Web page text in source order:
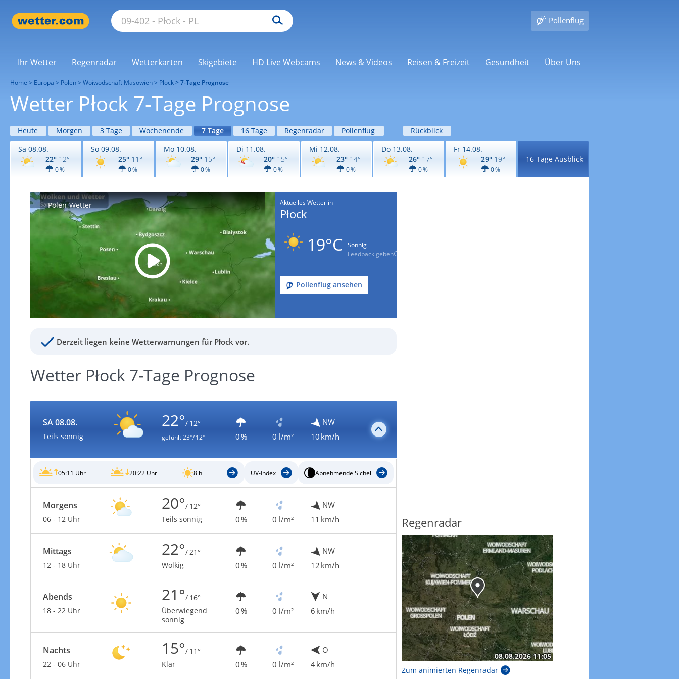
Pollenflug
Ihr Wetter Regenradar Wetterkarten Skigebiete HD Live Webcams News & Videos Reisen & Freizeit Gesundheit Über Uns
Home Europa Polen Woiwodschaft Masowien Płock 7-Tage Prognose
Wetter Płock 7-Tage Prognose
Heute Morgen 3 Tage Wochenende 7 Tage 16 Tage Regenradar Pollenflug
Rückblick
Sa 08.08.
22° 12°
0 %
So 09.08.
25° 11°
0 %
Mo 10.08.
29° 15°
0 %
Di 11.08.
20° 15°
0 %
Mi 12.08.
23° 14°
0 %
Do 13.08.
26° 17°
0 %
Fr 14.08.
29° 19°
0 %
16-Tage Ausblick
Polen-Wetter Aktuelles Wetter in
Płock
19°C
Sonnig
Feedback geben
Pollenflug ansehen
Derzeit liegen keine Wetterwarnungen für Płock vor.
Wetter Płock 7-Tage Prognose
SA 08.08.
Teils sonnig
22°/ 12°
gefühlt23°/ 12° 0 % 0 l/m²
NW
10 km/h
05:11 Uhr 20:22 Uhr 8 h UV-Index Abnehmende Sichel
Morgens
06 - 12 Uhr
20°/ 12°
Teils sonnig
0 % 0 l/m²
NW
11 km/h
Mittags
12 - 18 Uhr
22°/ 21°
Wolkig
0 % 0 l/m²
NW
12 km/h
Abends
18 - 22 Uhr
21°/ 16°
Überwiegend
sonnig
0 % 0 l/m²
N
6 km/h
Nachts
22 - 06 Uhr
15°/ 11°
Klar
0 % 0 l/m²
O
4 km/h
Regenradar
Zum animierten Regenradar